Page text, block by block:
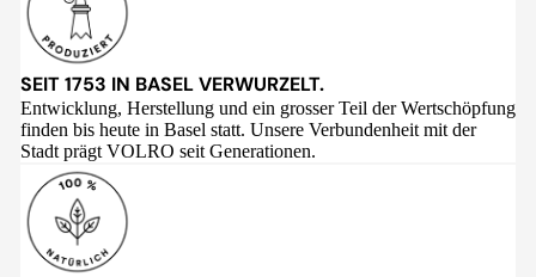
SEIT 1753 IN BASEL VERWURZELT.
Entwicklung, Herstellung und ein grosser Teil der Wertschöpfung
finden bis heute in Basel statt. Unsere Verbundenheit mit der
Stadt prägt VOLRO seit Generationen.